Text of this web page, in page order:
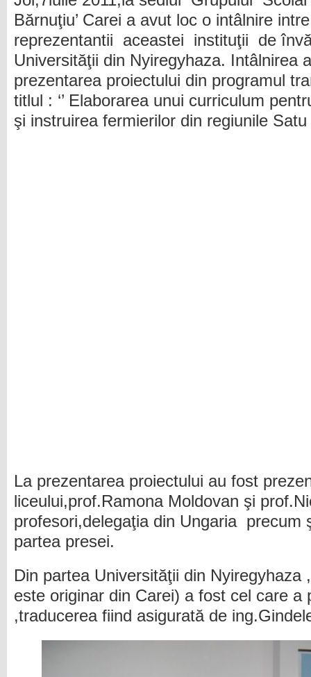
Bărnuţiu’ Carei a avut loc o intâlnire intre
reprezentantii aceastei instituţii de
Universităţii din Nyiregyhaza. Intâlnirea
prezentarea proiectului din programul
titlul : ‘’ Elaborarea unui curriculum
şi instruirea fermierilor din regiunile Satu
La prezentarea proiectului au fost
liceului,prof.Ramona Moldovan şi
profesori,delegaţia din Ungaria precum
partea presei.
Din partea Universităţii din Nyiregyhaza
este originar din Carei) a fost cel care a
,traducerea fiind asigurată de